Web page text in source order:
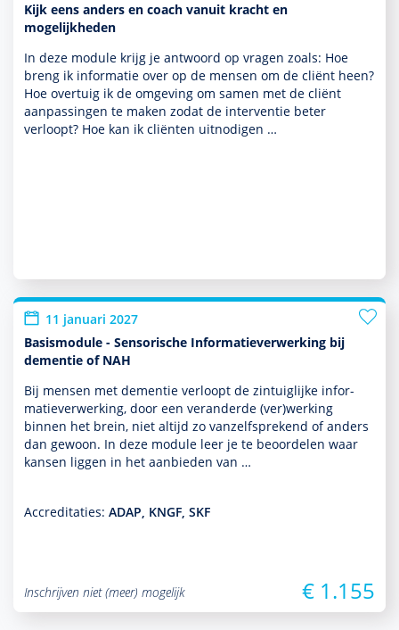
Kijk eens anders en coach vanuit kracht en
mogelijkheden
In deze module krijg je antwoord op vragen zoals: Hoe
breng ik infor­matie over op de mensen om de cliënt heen?
Hoe overtuig ik de omge­ving om samen met de cliënt
aanpassingen te maken zodat de inter­ventie beter
verloopt? Hoe kan ik cliënten uitnodigen …
11 januari 2027
Basismodule - Sensorische Informatieverwerking bij
dementie of NAH
Bij mensen met dementie verloopt de zintuiglijke infor­
matieverwerking, door een veranderde (ver)werking
binnen het brein, niet altijd zo van­zelf­sprekend of anders
dan gewoon. In deze module leer je te beoordelen waar
kansen liggen in het aan­bieden van …
Accreditaties: ADAP, KNGF, SKF
Inschrijven niet (meer) mogelijk € 1.155